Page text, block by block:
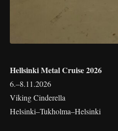
Hellsinki Metal Cruise 2026
6.–8.11.2026
Viking Cinderella
Helsinki–Tukholma–Helsinki